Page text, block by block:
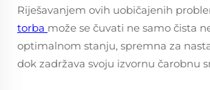
Riješavanjem ovih uobičajenih
torba može se čuvati ne samo čista
optimalnom stanju, spremna za
dok zadržava svoju izvornu čarobnu